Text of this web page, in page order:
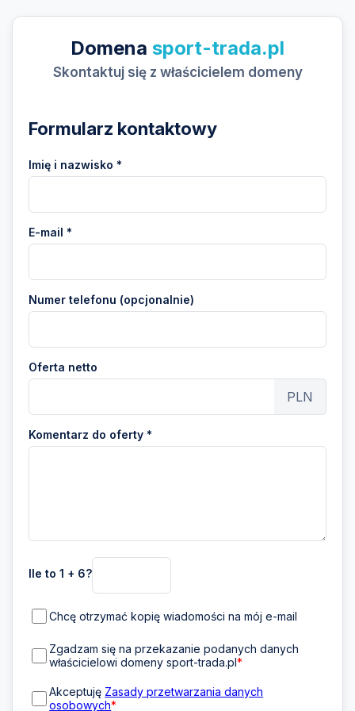
Domena sport-trada.pl
Skontaktuj się z właścicielem domeny
Formularz kontaktowy
Imię i nazwisko *
E-mail *
Numer telefonu (opcjonalnie)
Oferta netto
PLN
Komentarz do oferty *
Ile to 1 + 6?
Chcę otrzymać kopię wiadomości na mój e-mail
Zgadzam się na przekazanie podanych danych
właścicielowi domeny sport-trada.pl*
Akceptuję Zasady przetwarzania danych
osobowych*